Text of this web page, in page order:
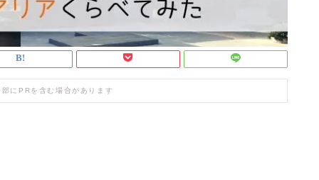
にPRを含む場合があります